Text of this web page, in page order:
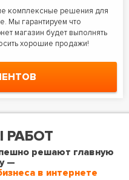
комплексные решения для
Мы гарантируем что
магазин будет выполнять
хорошие продажи!
РАБОТ
решают главную
—
в интернете